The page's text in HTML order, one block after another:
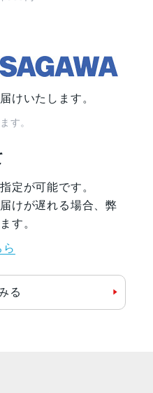
けいたします。
す。
定が可能です。
けが遅れる場合、弊
す。
ら
る